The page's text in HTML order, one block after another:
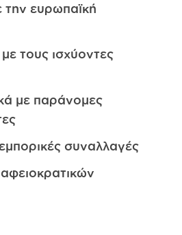
την ευρωπαϊκή
τους ισχύοντες
με παράνομες
συναλλαγές